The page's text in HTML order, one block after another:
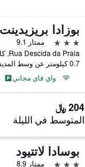
بوزادا
3 نجوم
ممتاز 9.1
Rua Descida da Praia, كانوا كويبرادا, البرازيل
0.7 كيلومتر عن وسط المدينة
واي فاي مجاني
204 ﷼
المتوسط في الليلة
بوسادا لاتتيود
3 نجوم ممتاز 8.9